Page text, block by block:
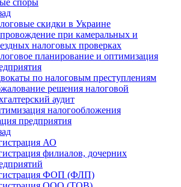
споры
скидки в Украине
при камеральных и
налоговых проверках
планирование и оптимизация
по налоговым преступлениям
решения налоговой
аудит
налогообложения
предприятия
АО
филиалов, дочерних
ФОП (ФЛП)